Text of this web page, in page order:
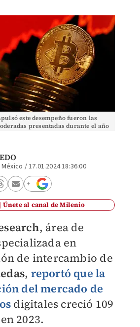
este desempeño fueron las
presentadas durante el año
/17.01.2024 18:36:00
Únete al canal de Milenio
, área de
en
de intercambio de
, reportó que la
del mercado de
digitales creció 109
2023.